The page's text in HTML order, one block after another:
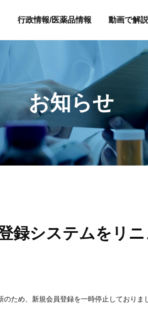
行政情報/医薬品情報 動画で解説
お知らせ
録システムをリ
のため、新規会員登録を一時停止しておりま